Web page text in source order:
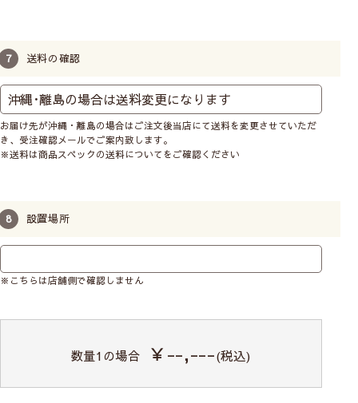
送料の確認
お届け先が沖縄・離島の場合はご注文後当店にて送料を変更させていただ
き、受注確認メールでご案内致します。
※送料は商品スペックの送料についてをご確認ください
設置場所
※こちらは店舗側で確認しません
数量1の場合 ￥--,---(税込)